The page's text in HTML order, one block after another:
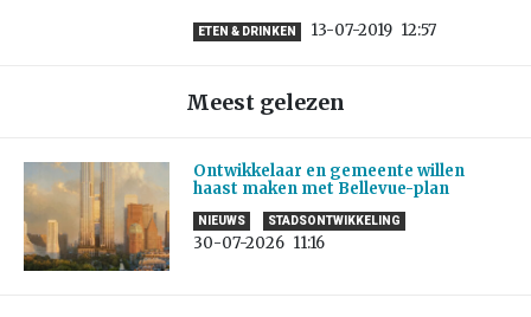
ETEN & DRINKEN 13-07-2019 12:57
Meest gelezen
Ontwikkelaar en gemeente willen
haast maken met Bellevue-plan
NIEUWS STADSONTWIKKELING
30-07-2026 11:16